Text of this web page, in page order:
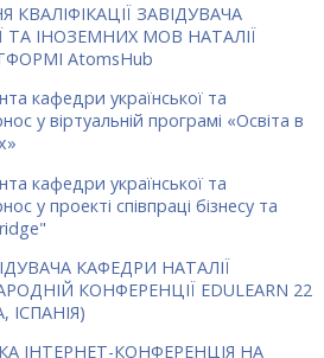
ЗАВІДУВАЧА
ТА ІНОЗЕМНИХ МОВ НАТАЛІЇ
AtomsHub
кафедри української та
у віртуальній програмі «Освіта в
кафедри української та
у проекті співпраці бізнесу та
КАФЕДРИ НАТАЛІЇ
КОНФЕРЕНЦІЇ EDULEARN 22
ІНТЕРНЕТ-КОНФЕРЕНЦІЯ НА